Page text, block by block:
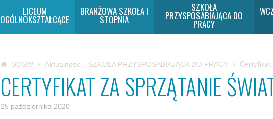
LICEUM
OGÓLNOKSZTAŁCĄCE
BRANŻOWA SZKOŁA I
STOPNIA
SZKOŁA
PRZYSPOSABIAJĄCA DO
PRACY
SOSW Aktualności - SZKOŁA PRZYSPOSABIAJĄCA DO PRACY
CERTYFIKAT ZA SPRZĄTANIE
25 października 2020